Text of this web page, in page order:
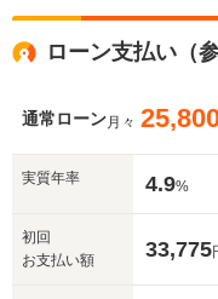
ローン支払い（参
通常ローン月々
実質年率 4.9%
初回
お支払い額
33,775